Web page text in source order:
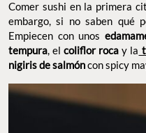
Comer sushi en la primera
embargo, si no saben qué
Empiecen con unos
tempura, el coliflor roca y la
nigiris de salmóncon spicy